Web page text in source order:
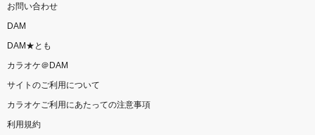
お問い合わせ
DAM
DAM★とも
カラオケ＠DAM
サイトのご利用について
カラオケご利用にあたっての注意事項
利用規約